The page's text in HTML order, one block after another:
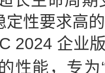
定性要求高
2024 企业
能，专为“